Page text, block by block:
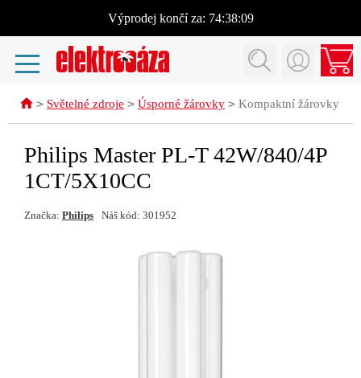
Výprodej končí za: 74:38:09
> Světelné zdroje > Úsporné žárovky > Kompaktní žárovky
Philips Master PL-T 42W/840/4P
1CT/5X10CC
Značka: Philips Náš kód: 301952